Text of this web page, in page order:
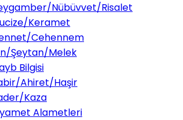
Nübüvvet/Risalet
Keramet
Cehennem
Şeytan/Melek
Bilgisi
Ahiret/Haşir
Kaza
Alametleri